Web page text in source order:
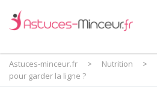
Astuces-minceur.fr > Nutrition >
pour garder la ligne ?